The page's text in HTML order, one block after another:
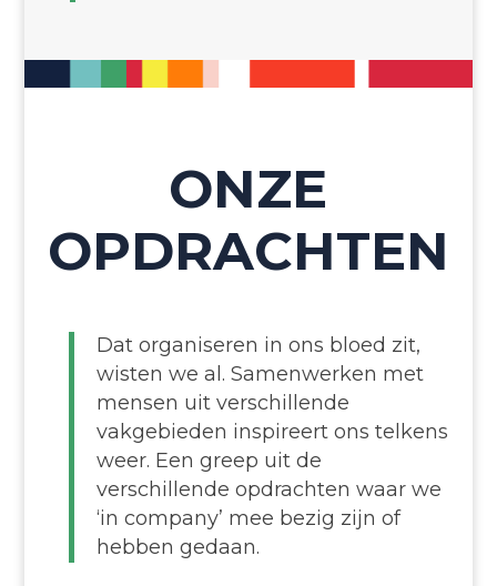
ONZE
OPDRACH­TEN
Dat organiseren in ons bloed zit,
wisten we al. Samenwerken met
mensen uit verschillende
vakgebieden inspireert ons telkens
weer. Een greep uit de
verschillende opdrachten waar we
‘in company’ mee bezig zijn of
hebben gedaan.